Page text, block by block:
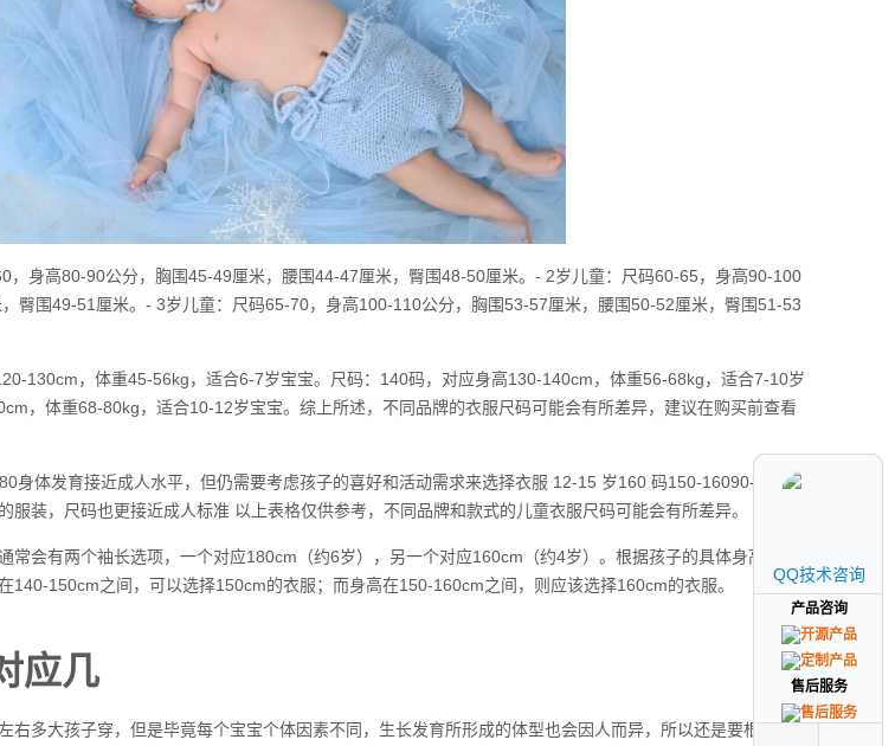
，身高80-90公分，胸围45-49厘米，腰围44-47厘米，臀围48-50厘米。- 2岁儿童：尺码60-65，身高90-100
臀围49-51厘米。- 3岁儿童：尺码65-70，身高100-110公分，胸围53-57厘米，腰围50-52厘米，臀围51-53
130cm，体重45-56kg，适合6-7岁宝宝。尺码：140码，对应身高130-140cm，体重56-68kg，适合7-10岁
，体重68-80kg，适合10-12岁宝宝。综上所述，不同品牌的衣服尺码可能会有所差异，建议在购买前查看
身体发育接近成人水平，但仍需要考虑孩子的喜好和活动需求来选择衣服 12-15 岁160 码150-16090-100青
服装，尺码也更接近成人标准 以上表格仅供参考，不同品牌和款式的儿童衣服尺码可能会有所差异。
常会有两个袖长选项，一个对应180cm（约6岁），另一个对应160cm（约4岁）。根据孩子的具体身高来选
140-150cm之间，可以选择150cm的衣服；而身高在150-160cm之间，则应该选择160cm的衣服。
应几
右多大孩子穿，但是毕竟每个宝宝个体因素不同，生长发育所形成的体型也会因人而异，所以还是要根据自己
QQ技术咨询
产品咨询
售后服务
QQ技术咨询
产品咨询
售后服务